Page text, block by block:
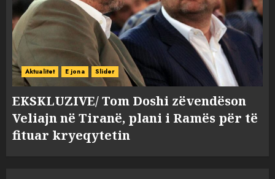
Aktualitet E jona Slider
EKSKLUZIVE/ Tom Doshi zëvendëson
Veliajn në Tiranë, plani i Ramës për të
fituar kryeqytetin